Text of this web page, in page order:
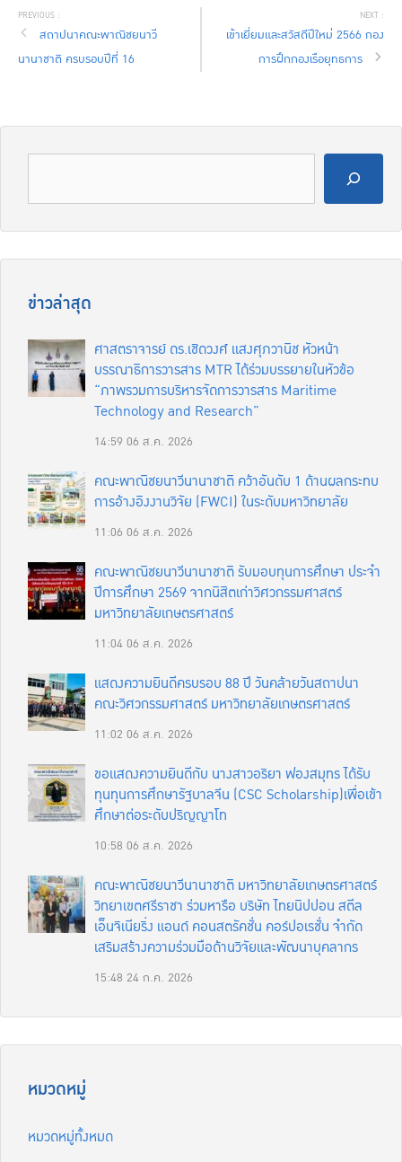
สถาปนาคณะพาณิชยนาวี
นานาชาติ ครบรอบปีที่ 16
เข้าเยี่ยมและสวัสดีปีใหม่ 2566 กอง
การฝึกกองเรือยุทธการ
ข่าวล่าสุด
ศาสตราจารย์ ดร.เชิดวงศ์ แสงศุภวานิช หัวหน้า
บรรณาธิการวารสาร MTR ได้ร่วมบรรยายในหัวข้อ
“ภาพรวมการบริหารจัดการวารสาร Maritime
Technology and Research”
14:59 06 ส.ค. 2026
คณะพาณิชยนาวีนานาชาติ คว้าอันดับ 1 ด้านผลกระทบ
การอ้างอิงงานวิจัย (FWCI) ในระดับมหาวิทยาลัย
11:06 06 ส.ค. 2026
คณะพาณิชยนาวีนานาชาติ รับมอบทุนการศึกษา ประจำ
ปีการศึกษา 2569 จากนิสิตเก่าวิศวกรรมศาสตร์
มหาวิทยาลัยเกษตรศาสตร์
11:0406 ส.ค. 2026
แสดงความยินดีครบรอบ 88 ปี วันคล้ายวันสถาปนา
คณะวิศวกรรมศาสตร์ มหาวิทยาลัยเกษตรศาสตร์
11:02 06 ส.ค. 2026
ขอแสดงความยินดีกับ นางสาวอริยา ฟองสมุทร ได้รับ
ทุนทุนการศึกษารัฐบาลจีน (CSC Scholarship)เพื่อเข้า
ศึกษาต่อระดับปริญญาโท
10:58 06 ส.ค. 2026
คณะพาณิชยนาวีนานาชาติ มหาวิทยาลัยเกษตรศาสตร์
วิทยาเขตศรีราชา ร่วมหารือ บริษัท ไทยนิปปอน สตีล
เอ็นจิเนียริ่ง แอนด์ คอนสตรัคชั่น คอร์ปอเรชั่น จำกัด
เสริมสร้างความร่วมมือด้านวิจัยและพัฒนาบุคลากร
15:48 24 ก.ค. 2026
หมวดหมู่
หมวดหมู่ทั้งหมด